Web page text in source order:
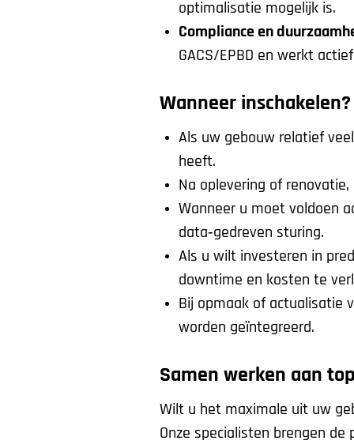
optimalisatie mogelijk is.
Compliance en
GACS/EPBD en werkt
Wanneer inschakelen?
Als uw gebouw relatief
heeft.
Na oplevering of
Wanneer u moet voldoen
data‑gedreven sturing.
Als u wilt investeren in
downtime en kosten te
Bij opmaak of actualisatie
worden geïntegreerd.
Samen werken aan
Wilt u het maximale uit uw
Onze specialisten brengen